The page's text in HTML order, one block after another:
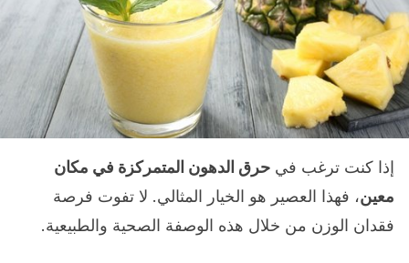
إذا كنت ترغب في حرق الدهون المتمركزة في مكان
معين، فهذا العصير هو الخيار المثالي. لا تفوت فرصة
فقدان الوزن من خلال هذه الوصفة الصحية والطبيعية.